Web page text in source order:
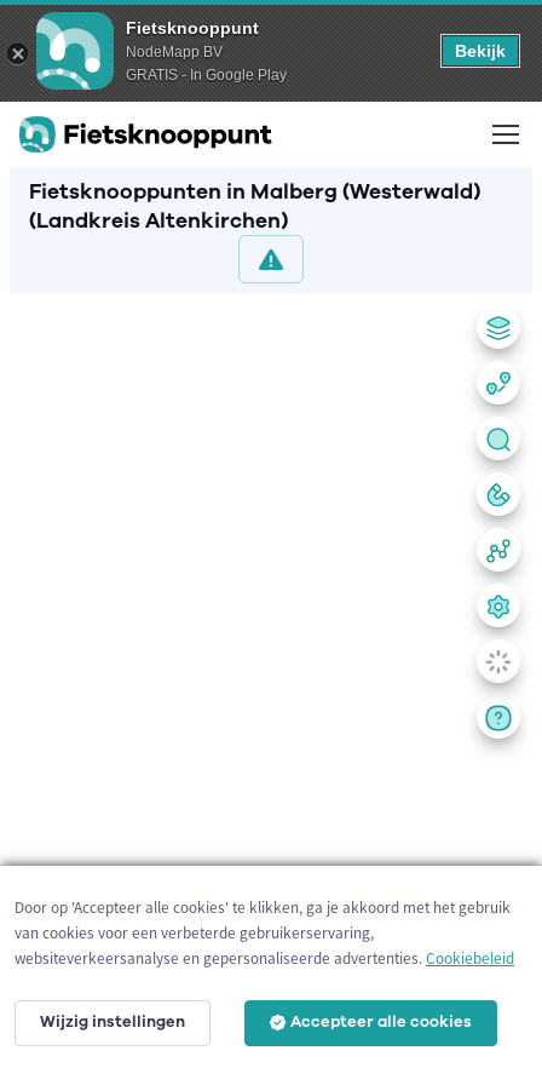
Fietsknooppunt
NodeMapp BV
GRATIS - In Google Play
Bekijk
Fietsknooppunten in Malberg (Westerwald)
(Landkreis Altenkirchen)
200 m
Door op 'Accepteer alle cookies' te klikken, ga je akkoord met het gebruik
van cookies voor een verbeterde gebruikerservaring,
websiteverkeersanalyse en gepersonaliseerde advertenties.Cookiebeleid
Wijzig instellingen Accepteer alle cookies